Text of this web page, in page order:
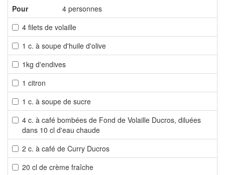
Pour
4 personnes
4 filets de volaille
1 c. à soupe d'huile d'olive
1kg d'endives
1 citron
1 c. à soupe de sucre
4 c. à café bombées de Fond de Volaille Ducros, diluées
dans 10 cl d'eau chaude
2 c. à café de Curry Ducros
20 cl de crème fraîche